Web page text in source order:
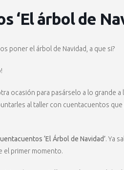
‘El árbol de
poner el árbol de Navidad, a que si?
ocasión para pasárselo a lo grande a
al taller con cuentacuentos
‘El Árbol de Navidad’. Ya
el primer momento.